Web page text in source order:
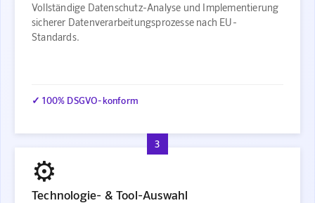
Vollständige Datenschutz-Analyse und Implementierung
sicherer Datenverarbeitungsprozesse nach EU-
Standards.
✓ 100% DSGVO-konform
3
⚙️
Technologie- & Tool-Auswahl